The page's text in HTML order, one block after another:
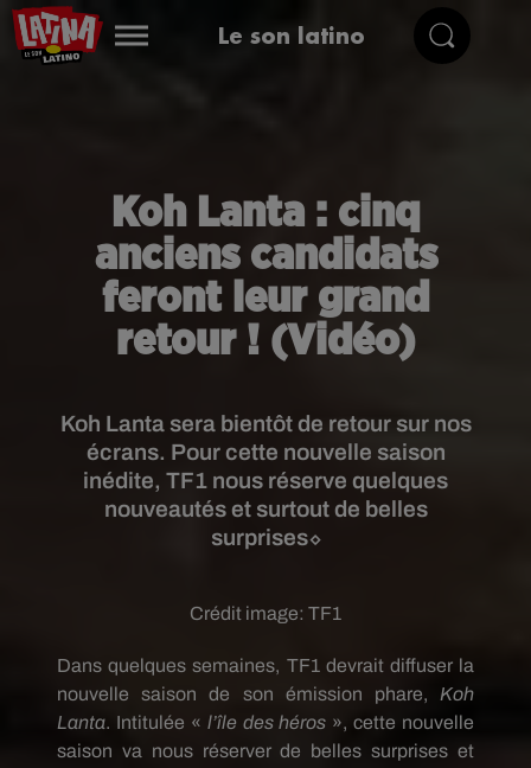
Le son latino
Koh Lanta : cinq
anciens candidats
feront leur grand
retour ! (Vidéo)
Koh Lanta sera bientôt de retour sur nos
écrans. Pour cette nouvelle saison
inédite, TF1 nous réserve quelques
nouveautés et surtout de belles
surprises⬦
Crédit image: TF1
Dans quelques semaines, TF1 devrait diffuser la
nouvelle saison de son émission phare, Koh
Lanta. Intitulée « l’île des héros », cette nouvelle
saison va nous réserver de belles surprises et